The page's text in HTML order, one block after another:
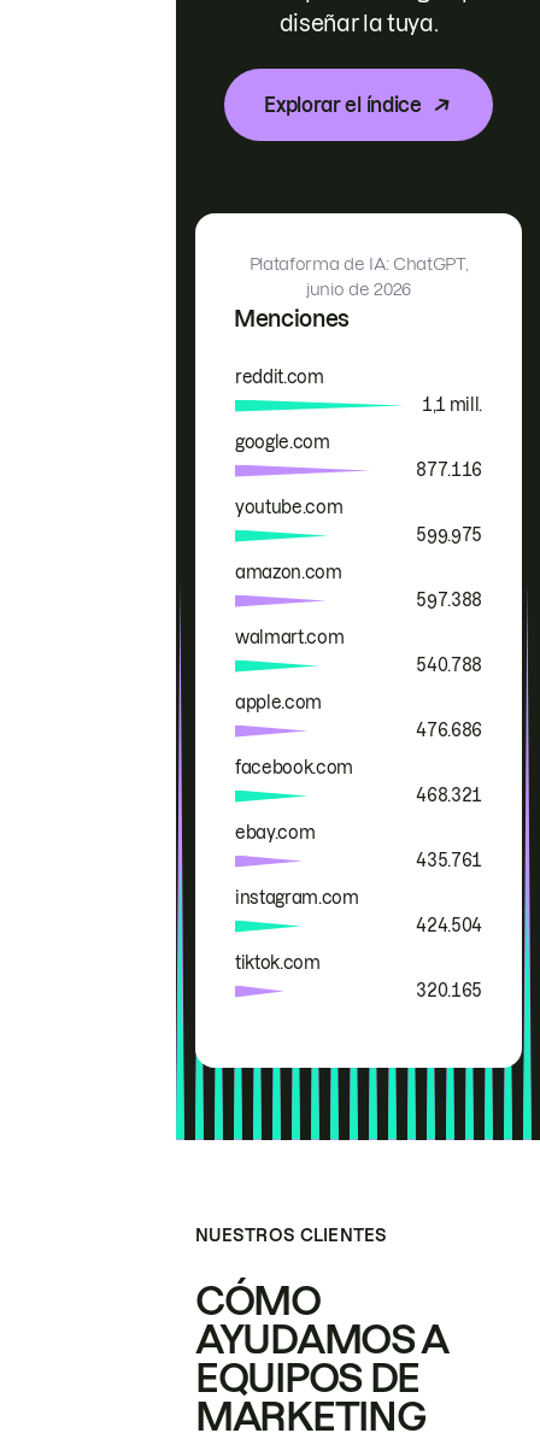
diseñar la tuya.
Explorar el índice
Menciones
Plataforma de IA: ChatGPT,
junio de 2026
Marca Menciones
reddit.com
1,1 mill.
google.com
877.116
youtube.com
599.975
amazon.com
597.388
walmart.com
540.788
apple.com
476.686
facebook.com
468.321
ebay.com
435.761
instagram.com
424.504
tiktok.com
320.165
NUESTROS CLIENTES
CÓMO
AYUDAMOS A
EQUIPOS DE
MARKETING